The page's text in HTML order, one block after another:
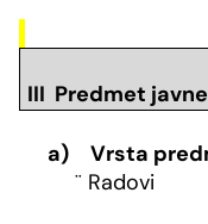
III Predmet
a)
Vrsta
¨ Radovi